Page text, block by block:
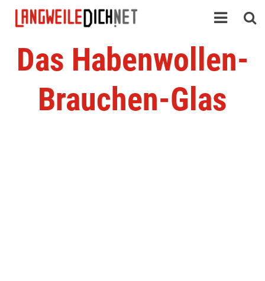
Das Habenwollen-
Brauchen-Glas